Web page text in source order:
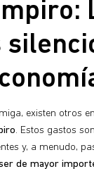
existen otros
. Estos gastos
y, a menudo,
de mayor